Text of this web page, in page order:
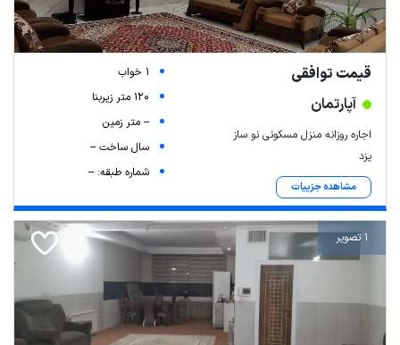
قیمت توافقی
آپارتمان
اجاره روزانه منزل مسکونی نو ساز
یزد
مشاهده جزییات
1 خواب
120 متر زیربنا
-- متر زمین
سال ساخت --
شماره طبقه: --
1 تصویر